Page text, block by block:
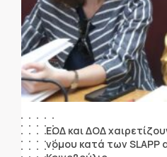
ΕΟΔ και ΔΟΔ
νόμου κατά των SLAPP